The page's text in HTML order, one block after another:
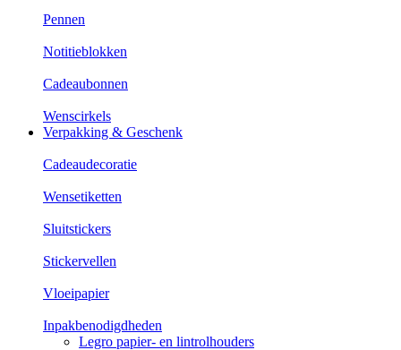
Pennen
Notitieblokken
Cadeaubonnen
Wenscirkels
Verpakking & Geschenk
Cadeaudecoratie
Wensetiketten
Sluitstickers
Stickervellen
Vloeipapier
Inpakbenodigdheden
Legro papier- en lintrolhouders